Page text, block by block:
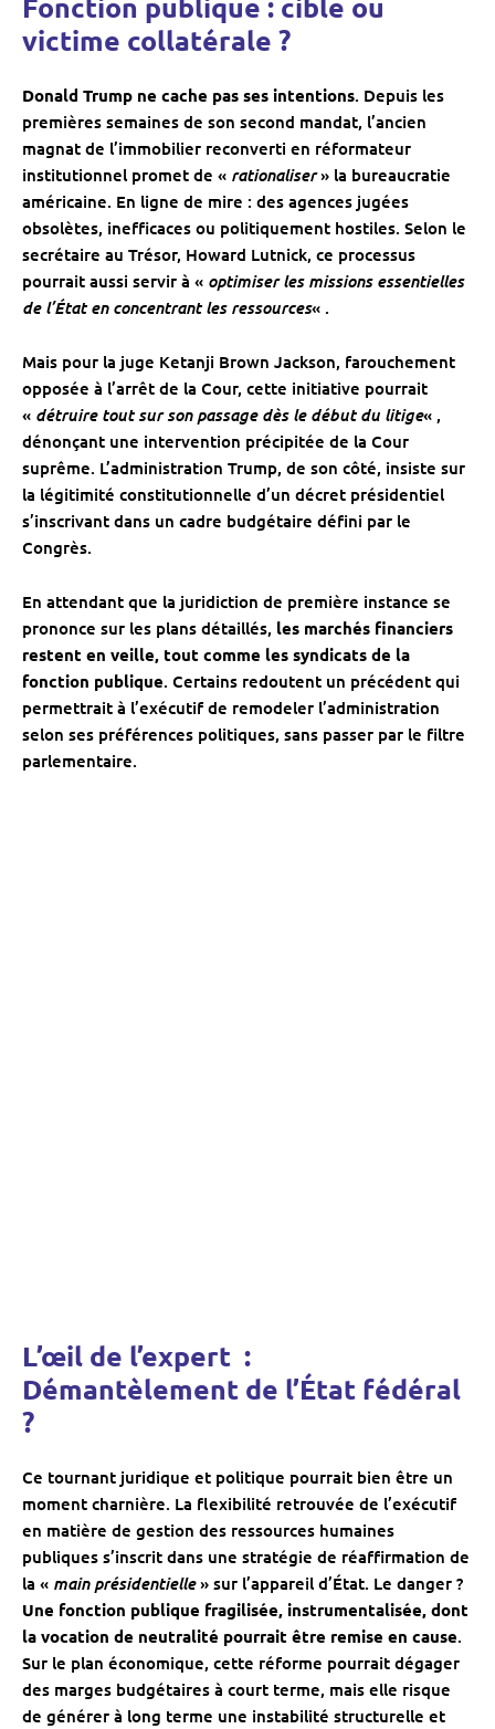
victime collatérale ?
Donald Trump ne cache pas ses intentions. Depuis les
premières semaines de son second mandat, l’ancien
magnat de l’immobilier reconverti en réformateur
institutionnel promet de « rationaliser» la bureaucratie
américaine. En ligne de mire : des agences jugées
obsolètes, inefficaces ou politiquement hostiles. Selon le
secrétaire au Trésor, Howard Lutnick, ce processus
pourrait aussi servir à « optimiser les missions essentielles
de l’État en concentrant les ressources« .
Mais pour la juge Ketanji Brown Jackson, farouchement
opposée à l’arrêt de la Cour, cette initiative pourrait
« détruire tout sur son passage dès le début du litige« ,
dénonçant une intervention précipitée de la Cour
suprême. L’administration Trump, de son côté, insiste sur
la légitimité constitutionnelle d’un décret présidentiel
s’inscrivant dans un cadre budgétaire défini par le
Congrès.
En attendant que la juridiction de première instance se
prononce sur les plans détaillés, les marchés financiers
restent en veille, tout comme les syndicats de la
fonction publique. Certains redoutent un précédent qui
permettrait à l’exécutif de remodeler l’administration
selon ses préférences politiques, sans passer par le filtre
parlementaire.
L’œil de l’expert :
Démantèlement de l’État fédéral
?
Ce tournant juridique et politique pourrait bien être un
moment charnière. La flexibilité retrouvée de l’exécutif
en matière de gestion des ressources humaines
publiques s’inscrit dans une stratégie de réaffirmation de
la « main présidentielle» sur l’appareil d’État. Le danger ?
Une fonction publique fragilisée, instrumentalisée, dont
la vocation de neutralité pourrait être remise en cause.
Sur le plan économique, cette réforme pourrait dégager
des marges budgétaires à court terme, mais elle risque
de générer à long terme une instabilité structurelle et